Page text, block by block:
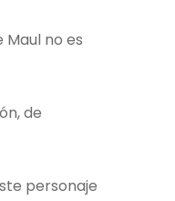
Maul no es
de
personaje